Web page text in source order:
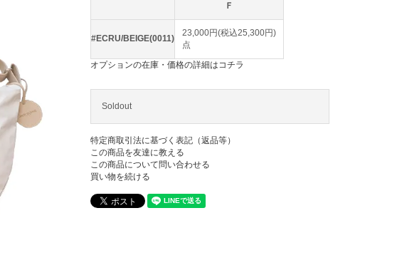
Ｆ
#ECRU/BEIGE(0011)
23,000円(税込25,300円)
点
オプションの在庫・価格の詳細はコチラ
Soldout
特定商取引法に基づく表記（返品等）
この商品を友達に教える
この商品について問い合わせる
買い物を続ける